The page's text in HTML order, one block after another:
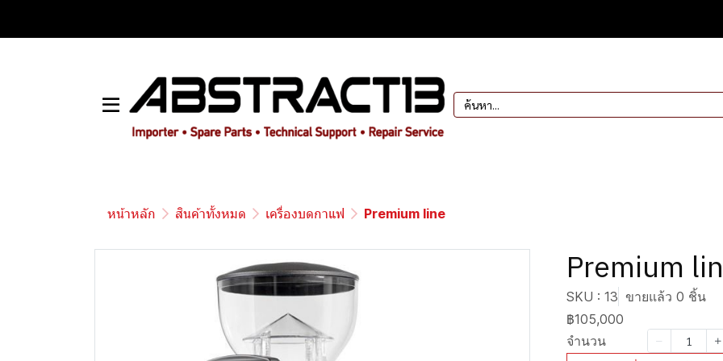
หน้าหลัก สินค้าทั้งหมด เครื่องบดกาแฟ Premium line
Premium
SKU : 13 ขายแล้ว 0 ชิ้น
฿105,000
จำนวน